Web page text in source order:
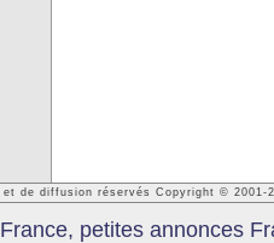
de diffusion réservés Copyright © 2001-
petites annonces